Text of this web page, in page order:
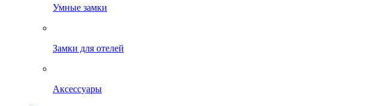
Умные замки
Замки для отелей
Аксессуары